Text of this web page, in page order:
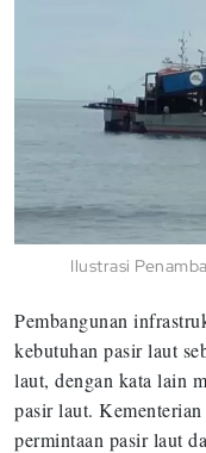
Ilustrasi
Pembangunan
kebutuhan pasir laut
laut, dengan kata lain
pasir laut.
permintaan pasir laut